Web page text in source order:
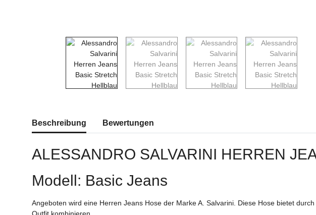
Beschreibung Bewertungen
ALESSANDRO SALVARINI HERREN
Modell: Basic Jeans
Angeboten wird eine Herren Jeans Hose der Marke A. Salvarini. Diese Hose bietet